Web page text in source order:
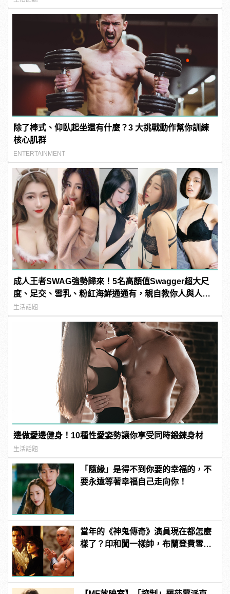
除了棒式、仰臥起坐還有什麼？3 大挑戰動作幫你訓練
核心肌群
ENTERTAINMENT
成人王者SWAG強勢歸來！5名高顏值Swagger超大尺
度、足交、雪乳、粉紅海鮮通通有，親自教你人與人的
連結！ | manfashion這樣變型男
生活話題
邊做愛邊健身！10種性愛姿勢讓你享受同時鍛鍊身材
生活話題
「隨緣」是得不到你要的幸福的，不
要永遠等著幸福自己走向你！
當年的《神鬼傳奇》演員現在都怎麼
樣了？印和闐一樣帥，布蘭登費雪大